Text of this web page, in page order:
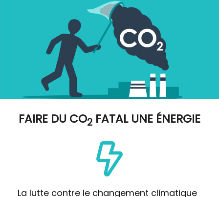
FAIRE DU CO2 FATAL UNE ÉNERGIE
La lutte contre le changement climatique